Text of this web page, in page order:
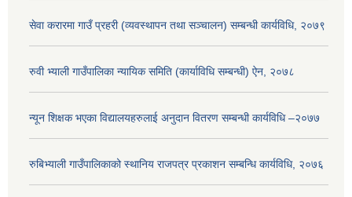
सेवा करारमा गाउँ प्रहरी (व्यवस्थापन तथा सञ्चालन) सम्बन्धी कार्यविधि, २०७९
रुवी भ्याली गाउँपालिका न्यायिक समिति (कार्याविधि सम्बन्धी) ऐन, २०७८
न्यून शिक्षक भएका ‍विद्यालयहरुलाई अनुदान वितरण सम्बन्धी कार्यविधि –२०७७
रुबिभ्याली गाउँपालिकाको स्थानिय राजपत्र प्रकाशन सम्बन्धि कार्यविधि, २०७६